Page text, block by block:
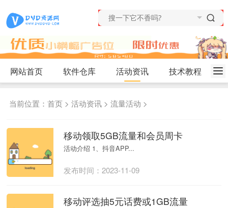
网站首页 软件仓库 活动资讯 技术教程
当前位置：首页 >活动资讯 >流量活动 >
移动领取5GB流量和会员周卡
活动介绍 1、抖音APP...
发布时间：2023-11-09
移动评选抽5元话费或1GB流量